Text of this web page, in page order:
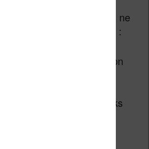
des ventes numériques ne
seul genre de la fiction :
pour enfants : augmentation
des ventes d’ebooks